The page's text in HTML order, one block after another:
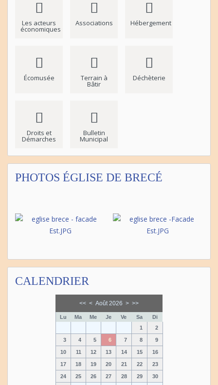
Les acteurs
économiques
Associations Hébergement
Écomusée Terrain à
Bâtir
Déchèterie
Droits et
Démarches
Bulletin
Municipal
PHOTOS ÉGLISE DE BRECÉ
CALENDRIER
<< < Août 2026 > >>
Lu Ma Me Je Ve Sa
Di
1
2
3 4 5 6 7 8 9
10 11 12 13 14 15 16
17 18 19 20 21 22 23
24 25 26 27 28 29 30